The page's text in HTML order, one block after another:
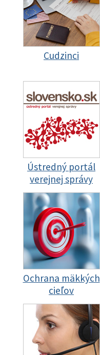
Cudzinci
Ústredný portál
verejnej správy
Ochrana mäkkých
cieľov